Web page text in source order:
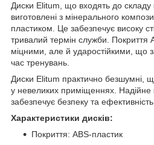
Диски Elitum, що входять до складу
виготовлені з мінерального
пластиком. Це забезпечує високу
тривалий термін служби. Покриття
міцними, але й ударостійкими, що
час тренувань.
Диски Elitum практично безшумні,
у невеликих приміщеннях. Надійне
забезпечує безпеку та
Характеристики дисків:
Покриття: ABS-пластик